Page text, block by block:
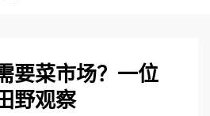
要菜市场？一位
野观察